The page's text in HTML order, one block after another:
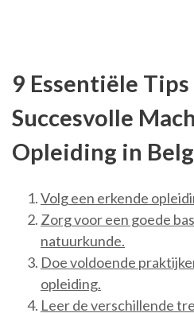
9 Essentiële
Succesvolle
Opleiding in
Volg een erkende
Zorg voor een goede
natuurkunde.
Doe voldoende
opleiding.
Leer de verschillende